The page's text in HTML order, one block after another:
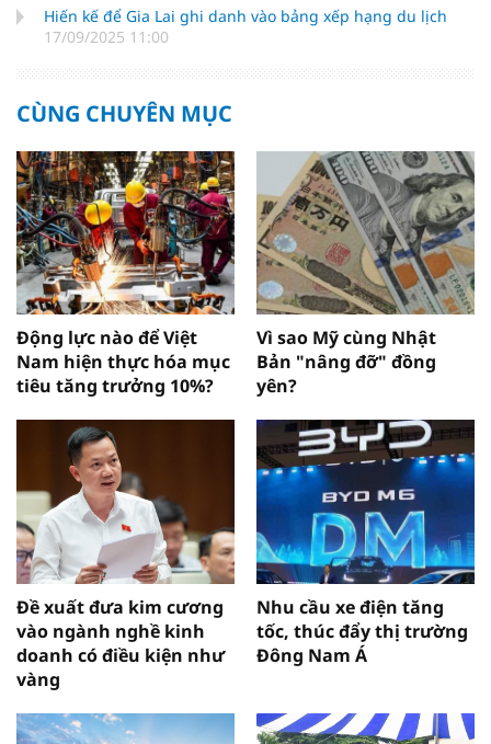
Hiến kế để Gia Lai ghi danh vào bảng xếp hạng du lịch
17/09/2025 11:00
CÙNG CHUYÊN MỤC
Động lực nào để Việt
Nam hiện thực hóa mục
tiêu tăng trưởng 10%?
Vì sao Mỹ cùng Nhật
Bản "nâng đỡ" đồng
yên?
Đề xuất đưa kim cương
vào ngành nghề kinh
doanh có điều kiện như
vàng
Nhu cầu xe điện tăng
tốc, thúc đẩy thị trường
Đông Nam Á